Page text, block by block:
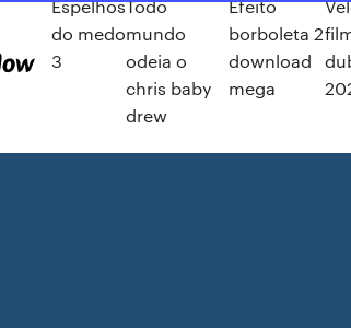
Espelhos
do medo
3
Todo
mundo
odeia o
chris baby
drew
Efeito
borboleta 2
download
mega